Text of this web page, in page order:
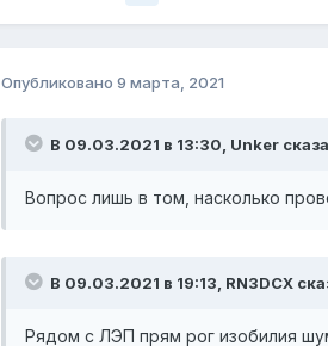
Опубликовано 9 марта, 2021
В 09.03.2021 в 13:30, Unker
Вопрос лишь в том, насколько
В 09.03.2021 в 19:13, RN3DCX
Рядом с ЛЭП прям рог изобилия